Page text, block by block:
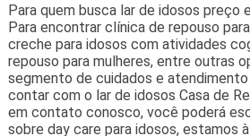
Para quem busca lar de idosos preço
Para encontrar clínica de repouso
creche para idosos com atividades
repouso para mulheres, entre outras
segmento de cuidados e
contar com o lar de idosos Casa de
em contato conosco, você poderá
sobre day care para idosos, estamos